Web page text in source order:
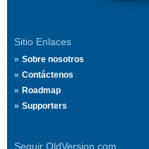
Sitio Enlaces
Sobre nosotros
Contáctenos
Roadmap
Supporters
Seguir OldVersion.com